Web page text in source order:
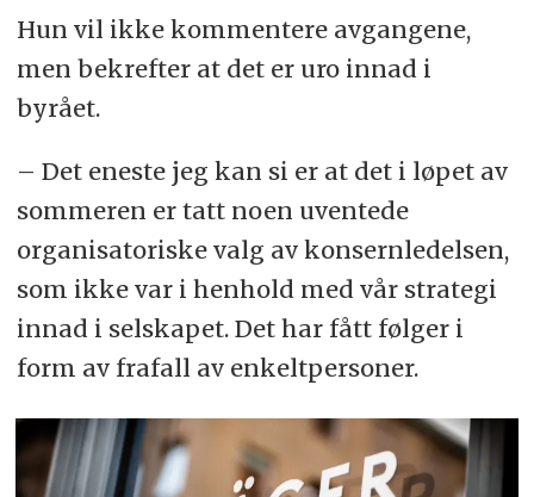
Hun vil ikke kommentere avgangene,
men bekrefter at det er uro innad i
byrået.
– Det eneste jeg kan si er at det i løpet av
sommeren er tatt noen uventede
organisatoriske valg av konsernledelsen,
som ikke var i henhold med vår strategi
innad i selskapet. Det har fått følger i
form av frafall av enkeltpersoner.